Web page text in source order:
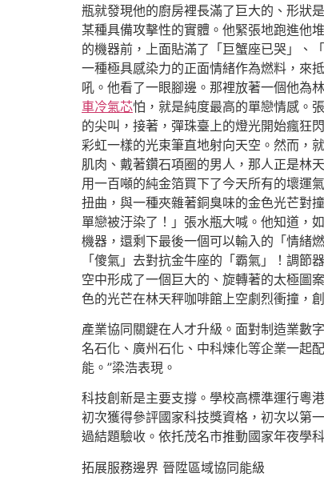
瓶就發現他的廚房裡長滿了巨大的、形狀
某種具備攻擊性的實體。他緊張地跑進他
的機器前，上面貼滿了「巨蟹座已哭」、
一種極具感染力的正面情緒作為燃料，來
吼。他看了一眼腳邊。那裡放著一個他為
車冷氣芯怕，就是純度最高的單戀情感。
的尖叫，接著，彈珠臺上的燈光開始瘋狂
彩虹一樣的光束筆直地射向天空。然而，
肌肉、戴著鑽石項圈的男人，那人正是林
用一百噸的純金箔買下了今天所有的壞運
扭曲，與一種夾雜著銅臭味的金色光芒對
單戀被汙染了！」張水瓶大喊。他知道，
機器，還剩下最後一個可以輸入的「情緒
「傻氣」去對抗金牛座的「霸氣」！調
空中形成了一個巨大的、旋轉著的太極圖
色的光芒在林天秤咖啡館上空劇烈衝撞，
產業協同關鍵在人才升級。面對制造業數
名石化、廣州石化、中科煉化等企業一起
能。”梁浩表現。
科技創新是主要支撐。學校高標準運行粵
初次獲得參評國家科技獎資格，初次以第
過結題驗收。依托茂名市推動國家年夜學
拓展服務邊界 晉陞區域協同能級